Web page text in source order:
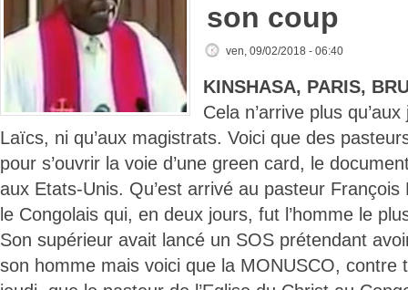
son coup
ven, 09/02/2018 - 06:40
KINSHASA, PARIS,
Cela n’arrive plus
Laïcs, ni qu’aux magistrats. Voici que des
pour s’ouvrir la voie d’une green card, le
aux Etats-Unis. Qu’est arrivé au pasteur
le Congolais qui, en deux jours, fut l’homme le
Son supérieur avait lancé un SOS prétendant
son homme mais voici que la MONUSCO, contre